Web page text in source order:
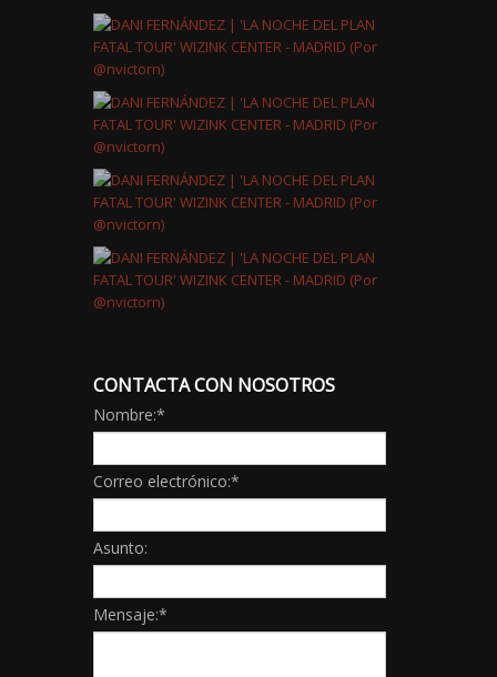
CONTACTA CON NOSOTROS
Nombre:*
Correo electrónico:*
Asunto:
Mensaje:*